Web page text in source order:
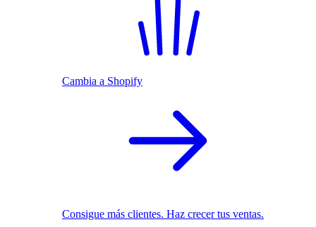
Cambia a Shopify
Consigue más clientes. Haz crecer tus ventas.